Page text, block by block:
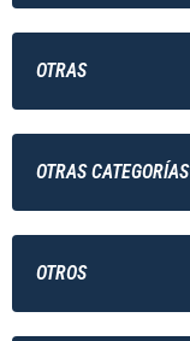
OTRAS
OTRAS CATEGORÍAS
OTROS